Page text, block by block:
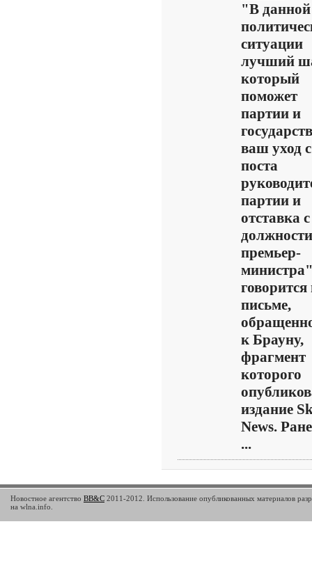
"В данной
ситуации
лучший
который
поможет
партии и
ваш уход с
поста
партии и
отставка с
должности
премьер-
говорится
письме,
к Брауну,
фрагмент
которого
издание
News.
...
Новостное агентство BB&C 2011-2012. Использование опубликованных материалов
на wlna.info.